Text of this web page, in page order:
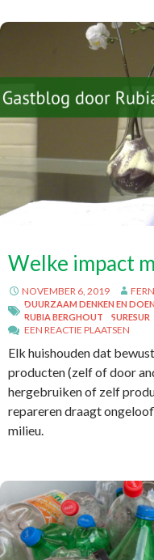
Welke impact
NOVEMBER 6, 2019
DUURZAAM DENKEN EN DOEN
RUBIA BERGHOUT
SURESUR
EEN REACTIE PLAATSEN
Elk huishouden dat
producten (zelf of door
hergebruiken of zelf
repareren draagt
milieu.